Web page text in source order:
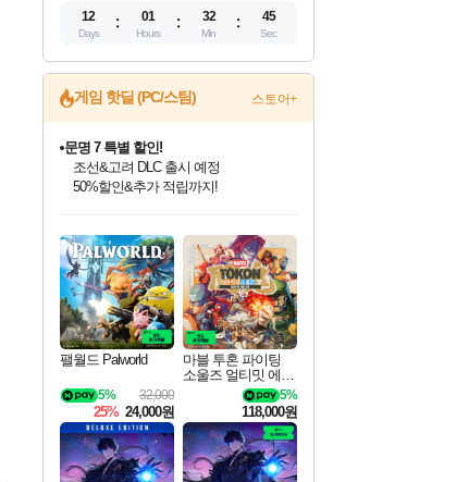
12
Days
01
Hours
32
Min
44
Sec
게임 핫딜 (PC/스팀) 스토어+
최대 90% 할인가를 만나보세요!
네이버혜택과 함께 만나보세요!
문명 7 특별 할인!
귀무자: 검의 길 예약 판매 중!
10% 할인과
이니&베니 혜택까지!
네이버 혜택가와 함께 예약하세요!
할인&네이버혜택으로 만나보세요!
네이버페이 혜택과 만나보세요!
40주년 프로모션으로 만나보세요!
네이버 포인트 혜택까지!
할인가에 만나보세요!
일부 에디션 상시 할인!
혜택으로 예약 판매 중
편안하게 충전하세요
팰월드 Palworld
32,000
5%
25% 24,000원
마블 투혼 파이팅
소울즈 얼티밋 에디
션 예약구매 MARV
EL Tokon Fighting S
ouls Ultimate Edition
Pre-Purchase
5%
118,000원